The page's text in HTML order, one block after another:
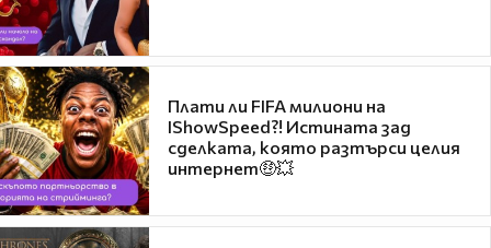
Плати ли FIFA милиони на
IShowSpeed?! Истината зад
сделката, която разтърси целия
интернет🤑💥